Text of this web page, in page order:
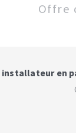
Offre
installateur en